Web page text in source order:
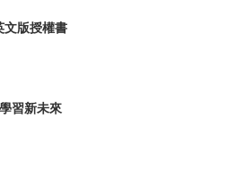
版授權書
習新未來